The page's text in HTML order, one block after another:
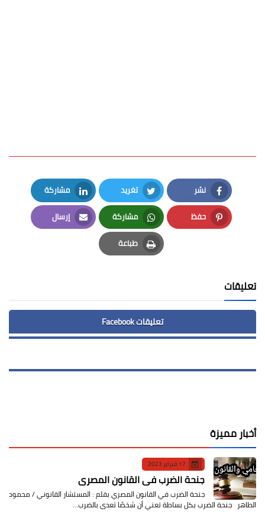
نشر
Facebook
تغريد
Twitter
مشاركة
LinkedIn
حفظ
Pinterest
مشاركة
Whatsapp
إرسال
Email
طباعة
Print
تعليقات
تعليقات Facebook
أخبار مميزة
17 فبراير 2023
جنحة الضرب في القانون المصري
جنحة الضرب في القانون المصري بقلم : المستشار القانوني / محمود
الطاهر جنحة الضرب بكل بساطة تعني أن شخصًا تعدى بالضرب…